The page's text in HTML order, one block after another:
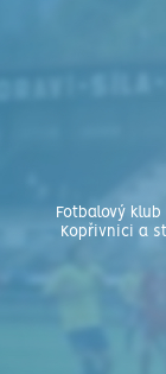
Fotbalový
Kopřivnici a